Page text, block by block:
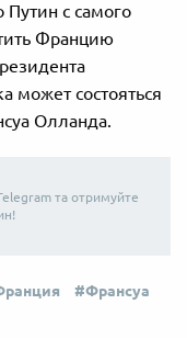
с самого
Францию
может состояться
Олланда.
та отримуйте
Франсуа